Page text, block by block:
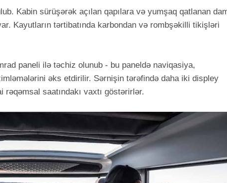
Kabin sürüşərək açılan qapılara və yumşaq qatlanan
Kayutların tərtibatında karbondan və rombşəkilli tikişləri
paneli ilə təchiz olunub - bu paneldə naviqasiya,
əks etdirilir. Sərnişin tərəfində daha iki displey
rəqəmsal saatındakı vaxtı göstərirlər.